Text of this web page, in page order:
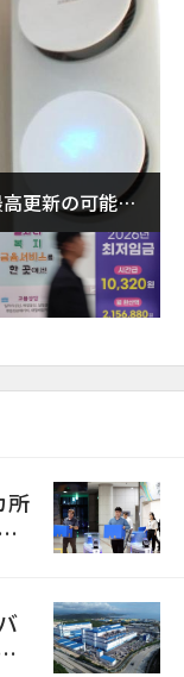
更新の可能性
所